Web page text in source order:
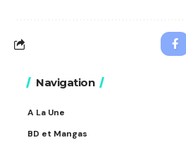
Navigation
A La Une
BD et Mangas